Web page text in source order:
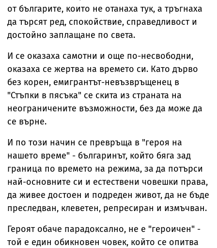
от българите, които не отанаха тук, а тръгнаха
да търсят ред, спокойствие, справедливост и
достойно заплащане по света.
И се оказаха самотни и още по-несвободни,
оказаха се жертва на времето си. Като дърво
без корен, емигрантът-невъзвръщенец в
"Стъпки в пясъка" се скита из страната на
неограничените възможности, без да може да
се върне.
И по този начин се превръща в "героя на
нашето време" - българинът, който бяга зад
граница по времето на режима, за да потърси
най-основните си и естествени човешки права,
да живее достоен и подреден живот, да не бъде
преследван, клеветен, репресиран и измъчван.
Героят обаче парадоксално, не е "героичен" -
той е един обикновен човек, който се опитва